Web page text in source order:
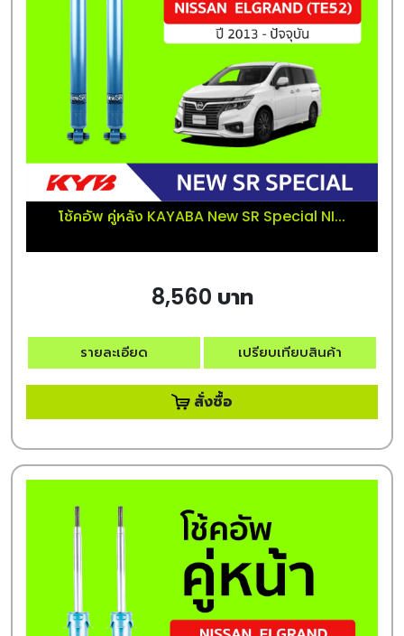
โช้คอัพ คู่หลัง KAYABA New SR Special NI...
8,560 บาท
รายละเอียด เปรียบเทียบสินค้า
สั่งซื้อ